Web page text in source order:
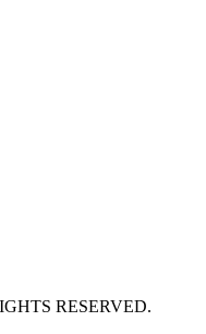
RESERVED.